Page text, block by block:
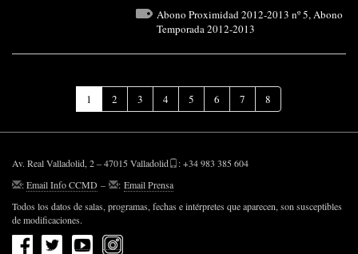
Abono Proximidad 2012-2013 nº 5,Abono
Temporada 2012-2013
1
(Página
actual)
2 3 4 5 6 7 8
Av. Real Valladolid, 2 – 47015 Valladolid
: +34 983 385 604
:Email Info CCMD – : Email Prensa
Todos los datos de salas, programas, fechas e intérpretes que aparecen, son susceptibles
de modificaciones.